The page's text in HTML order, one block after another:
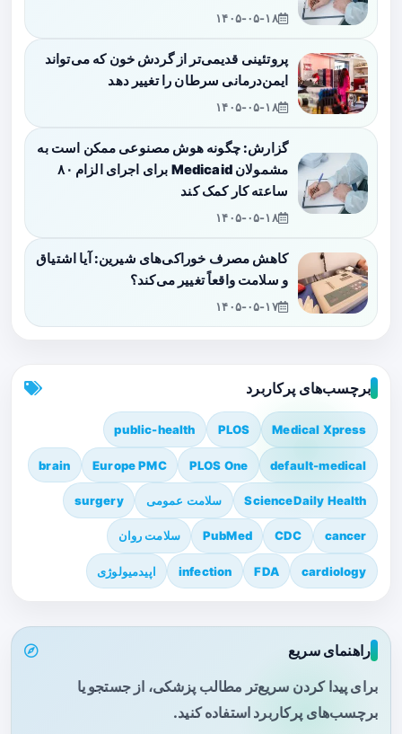
۱۴۰۵-۰۵-۱۸
پروتئینی قدیمی‌تر از گردش خون که می‌تواند
ایمن‌درمانی سرطان را تغییر دهد
۱۴۰۵-۰۵-۱۸
گزارش: چگونه هوش مصنوعی ممکن است به
مشمولان Medicaid برای اجرای الزام ۸۰
ساعته کار کمک کند
۱۴۰۵-۰۵-۱۸
کاهش مصرف خوراکی‌های شیرین: آیا اشتیاق
و سلامت واقعاً تغییر می‌کند؟
۱۴۰۵-۰۵-۱۷
برچسب‌های پرکاربرد
Medical Xpress
PLOS
public-health
default-medical
PLOS One
Europe PMC
brain
ScienceDaily Health سلامت عمومی surgery
cancer
CDC
PubMed سلامت روان
cardiology
FDA
infection اپیدمیولوژی
راهنمای سریع
برای پیدا کردن سریع‌تر مطالب پزشکی، از جستجو یا
برچسب‌های پرکاربرد استفاده کنید.